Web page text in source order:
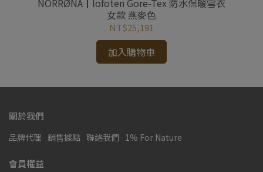
NORRØNA┃lofoten Gore-Tex 防水保暖雪衣
女款 燕麥色
NT$25,191
加入購物車
關於我們
品牌代理 銷售據點 聯絡我們 1% For Nature
會員權益